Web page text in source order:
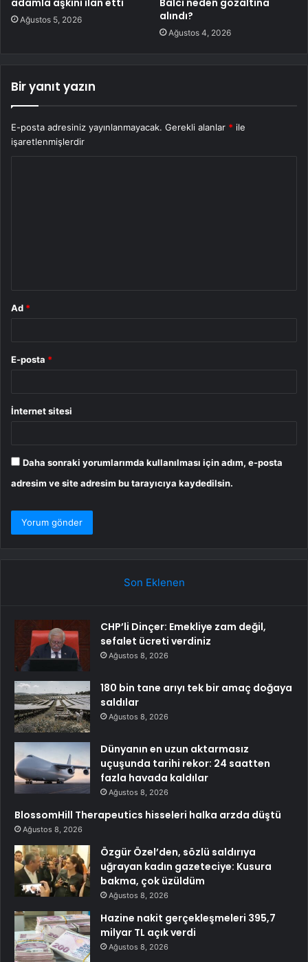
Ağustos 5, 2026
alındı?
Ağustos 4, 2026
Bir yanıt yazın
E-posta adresiniz yayınlanmayacak. Gerekli alanlar * ile
işaretlenmişlerdir
Ad *
E-posta *
İnternet sitesi
Daha sonraki yorumlarımda kullanılması için adım, e-posta
adresim ve site adresim bu tarayıcıya kaydedilsin.
Son Eklenen
CHP’li Dinçer: Emekliye zam değil,
sefalet ücreti verdiniz
Ağustos 8, 2026
180 bin tane arıyı tek bir amaç doğaya
saldılar
Ağustos 8, 2026
Dünyanın en uzun aktarmasız
uçuşunda tarihi rekor: 24 saatten
fazla havada kaldılar
Ağustos 8, 2026
BlossomHill Therapeutics hisseleri halka arzda düştü
Ağustos 8, 2026
Özgür Özel’den, sözlü saldırıya
uğrayan kadın gazeteciye: Kusura
bakma, çok üzüldüm
Ağustos 8, 2026
Hazine nakit gerçekleşmeleri 395,7
milyar TL açık verdi
Ağustos 8, 2026